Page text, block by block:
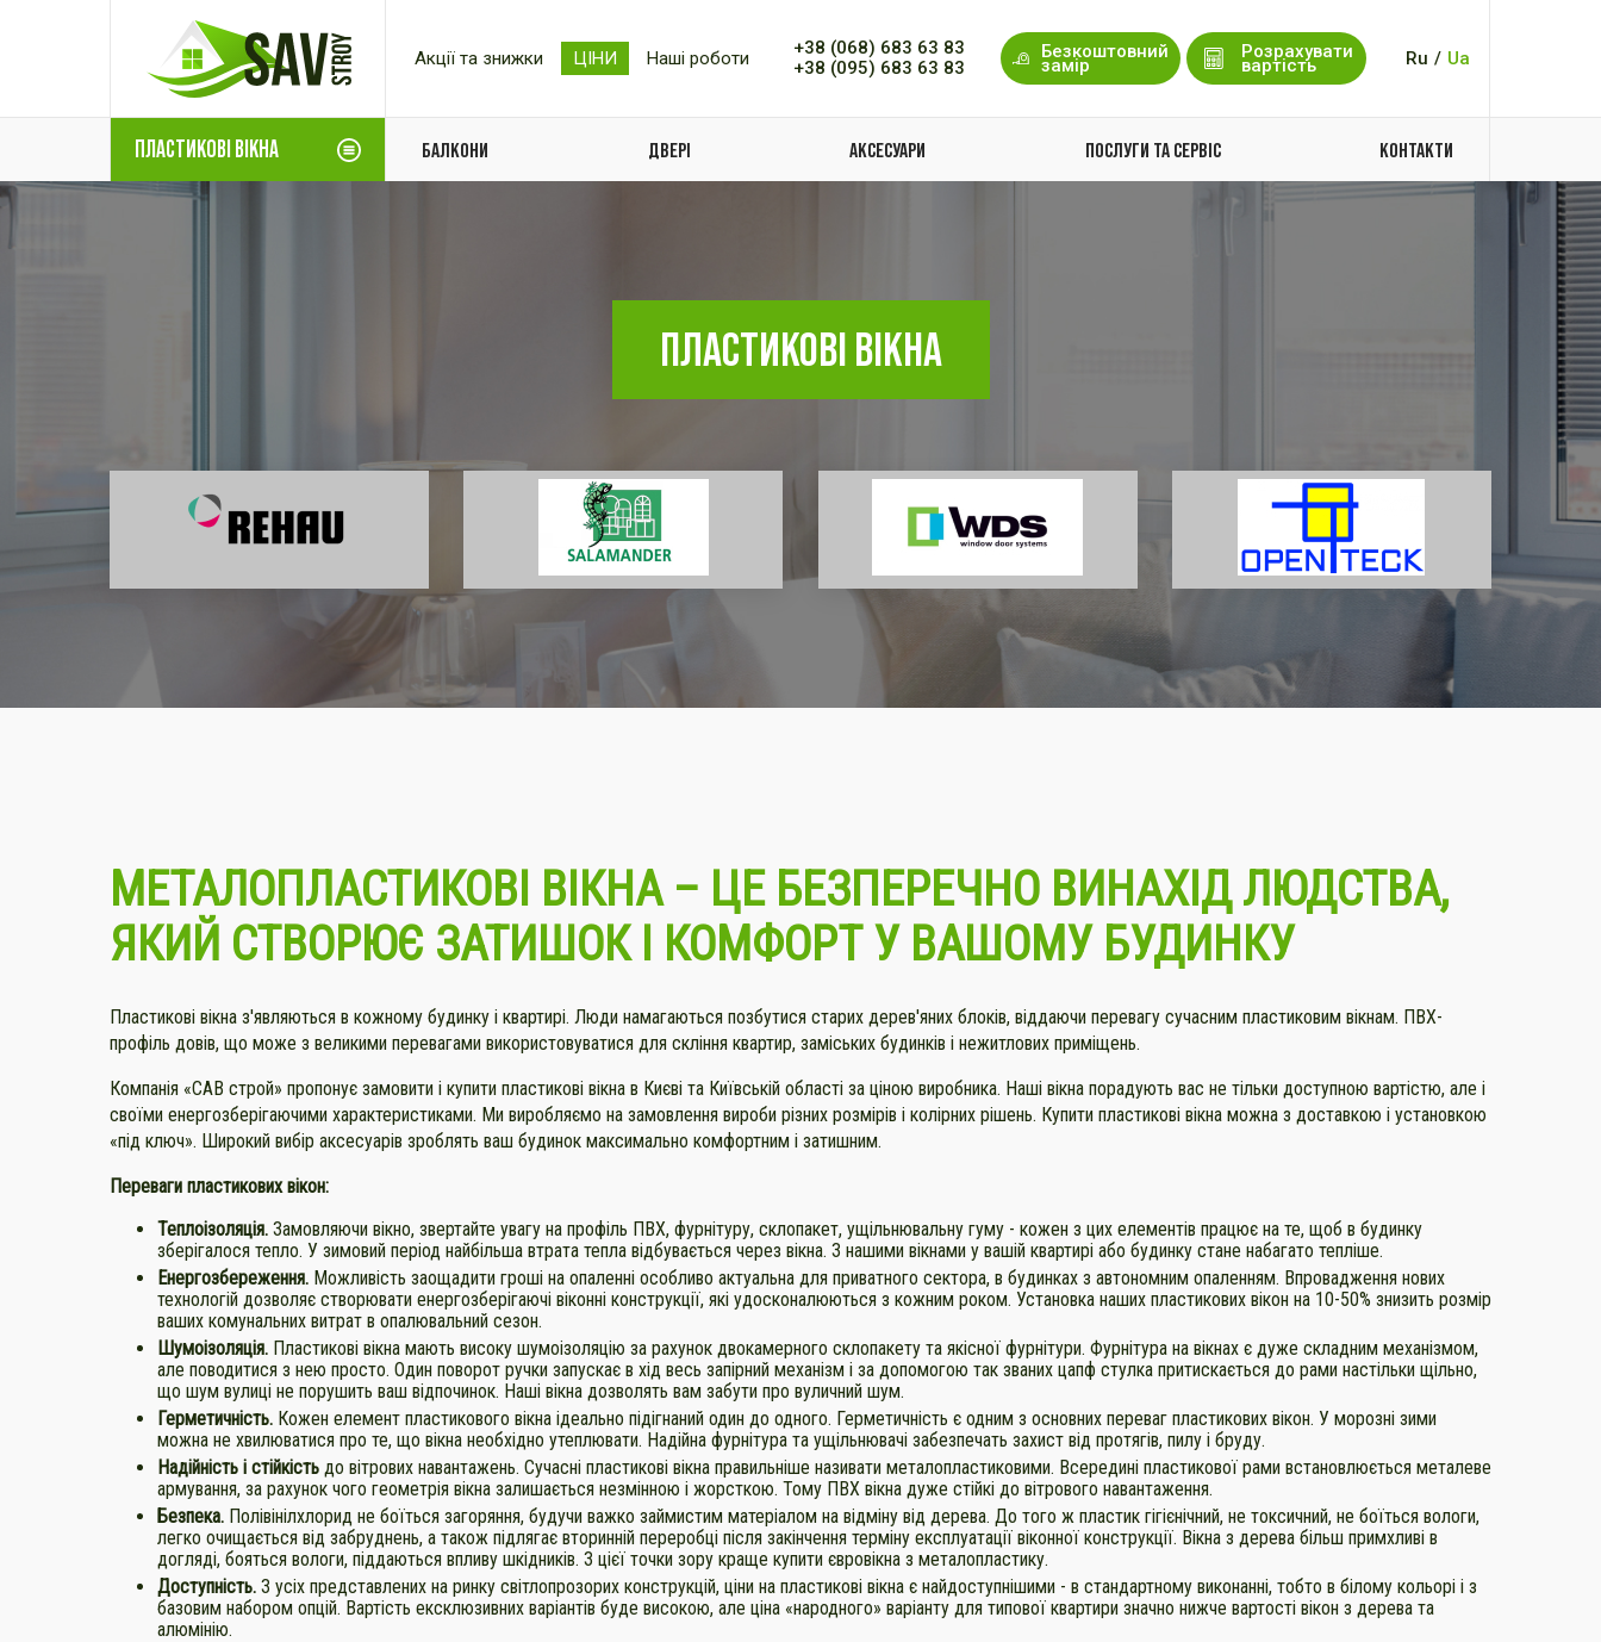
Акції та знижки ЦІНИ Наші роботи
+38 (068) 683 63 83
+38 (095) 683 63 83
Безкоштовний
замір
Розрахувати
вартість Ru / Ua
ПЛАСТИКОВІ ВІКНА БАЛКОНИ ДВЕРІ АКСЕСУАРИ ПОСЛУГИ ТА СЕРВІС КОНТАКТИ
ПЛАСТИКОВІ ВІКНА
МЕТАЛОПЛАСТИКОВІ ВІКНА – ЦЕ БЕЗПЕРЕЧНО ВИНАХІД ЛЮДСТВА,
ЯКИЙ СТВОРЮЄ ЗАТИШОК І КОМФОРТ У ВАШОМУ БУДИНКУ
Пластикові вікна з'являються в кожному будинку і квартирі. Люди намагаються позбутися старих дерев'яних блоків, віддаючи перевагу сучасним пластиковим вікнам. ПВХ-
профіль довів, що може з великими перевагами використовуватися для скління квартир, заміських будинків і нежитлових приміщень.
Компанія «САВ строй» пропонує замовити і купити пластикові вікна в Києві та Київській області за ціною виробника. Наші вікна порадують вас не тільки доступною вартістю, але і
своїми енергозберігаючими характеристиками. Ми виробляємо на замовлення вироби різних розмірів і колірних рішень. Купити пластикові вікна можна з доставкою і установкою
«під ключ». Широкий вибір аксесуарів зроблять ваш будинок максимально комфортним і затишним.
Переваги пластикових вікон:
Теплоізоляція. Замовляючи вікно, звертайте увагу на профіль ПВХ, фурнітуру, склопакет, ущільнювальну гуму - кожен з цих елементів працює на те, щоб в будинку
зберігалося тепло. У зимовий період найбільша втрата тепла відбувається через вікна. З нашими вікнами у вашій квартирі або будинку стане набагато тепліше.
Енергозбереження. Можливість заощадити гроші на опаленні особливо актуальна для приватного сектора, в будинках з автономним опаленням. Впровадження нових
технологій дозволяє створювати енергозберігаючі віконні конструкції, які удосконалюються з кожним роком. Установка наших пластикових вікон на 10-50% знизить розмір
ваших комунальних витрат в опалювальний сезон.
Шумоізоляція. Пластикові вікна мають високу шумоізоляцію за рахунок двокамерного склопакету та якісної фурнітури. Фурнітура на вікнах є дуже складним механізмом,
але поводитися з нею просто. Один поворот ручки запускає в хід весь запірний механізм і за допомогою так званих цапф стулка притискається до рами настільки щільно,
що шум вулиці не порушить ваш відпочинок. Наші вікна дозволять вам забути про вуличний шум.
Герметичність. Кожен елемент пластикового вікна ідеально підігнаний один до одного. Герметичність є одним з основних переваг пластикових вікон. У морозні зими
можна не хвилюватися про те, що вікна необхідно утеплювати. Надійна фурнітура та ущільнювачі забезпечать захист від протягів, пилу і бруду.
Надійність і стійкість до вітрових навантажень. Сучасні пластикові вікна правильніше називати металопластиковими. Всередині пластикової рами встановлюється металеве
армування, за рахунок чого геометрія вікна залишається незмінною і жорсткою. Тому ПВХ вікна дуже стійкі до вітрового навантаження.
Безпека. Полівінілхлорид не боїться загоряння, будучи важко займистим матеріалом на відміну від дерева. До того ж пластик гігієнічний, не токсичний, не боїться вологи,
легко очищається від забруднень, а також підлягає вторинній переробці після закінчення терміну експлуатації віконної конструкції. Вікна з дерева більш примхливі в
догляді, бояться вологи, піддаються впливу шкідників. З цієї точки зору краще купити євровікна з металопластику.
Доступність. З усіх представлених на ринку світлопрозорих конструкцій, ціни на пластикові вікна є найдоступнішими - в стандартному виконанні, тобто в білому кольорі і з
базовим набором опцій. Вартість ексклюзивних варіантів буде високою, але ціна «народного» варіанту для типової квартири значно нижче вартості вікон з дерева та
алюмінію.